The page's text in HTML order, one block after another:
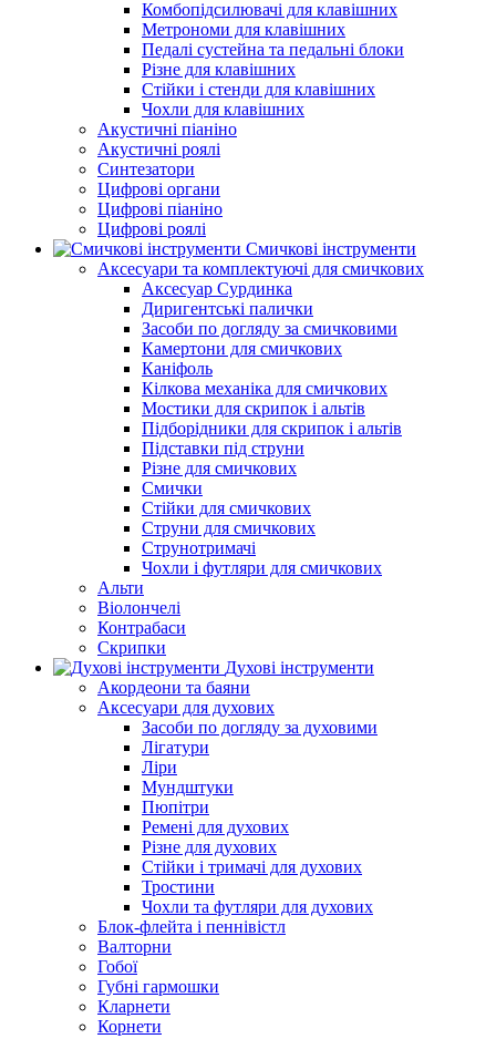
Комбопідсилювачі для клавішних
Метрономи для клавішних
Педалі сустейна та педальні блоки
Різне для клавішних
Стійки і стенди для клавішних
Чохли для клавішних
Акустичні піаніно
Акустичні роялі
Синтезатори
Цифрові органи
Цифрові піаніно
Цифрові роялі
Смичкові інструменти
Аксесуари та комплектуючі для смичкових
Аксесуар Сурдинка
Диригентські палички
Засоби по догляду за смичковими
Камертони для смичкових
Каніфоль
Кілкова механіка для смичкових
Мостики для скрипок і альтів
Підборiдники для скрипок і альтів
Підставки під струни
Різне для смичкових
Смички
Стійки для смичкових
Струни для смичкових
Струнотримачі
Чохли і футляри для смичкових
Альти
Віолончелі
Контрабаси
Скрипки
Духові інструменти
Акордеони та баяни
Аксесуари для духових
Засоби по догляду за духовими
Лігатури
Ліри
Мундштуки
Пюпітри
Ремені для духових
Різне для духових
Стійки і тримачі для духових
Тростини
Чохли та футляри для духових
Блок-флейта і пеннівістл
Валторни
Гобої
Губні гармошки
Кларнети
Корнети